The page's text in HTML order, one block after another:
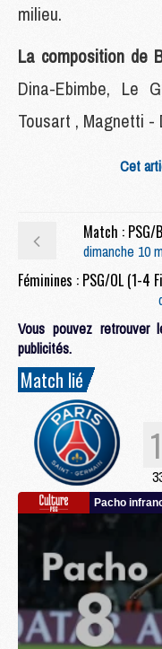
milieu.
La composition de
Dina-Ebimbe, Le
Tousart , Magnetti -
Cet
Match : PSG/
dimanche 10
Vous pouvez retrouver
publicités.
Match lié
1